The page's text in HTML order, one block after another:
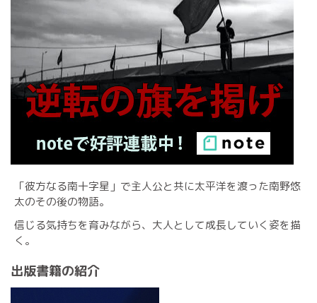
「彼方なる南十字星」で主人公と共に太平洋を渡った南野悠
太のその後の物語。
信じる気持ちを育みながら、大人として成長していく姿を描
く。
出版書籍の紹介